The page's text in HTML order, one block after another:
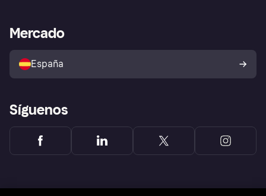
Directorio de tiendas
Política de protección al
comprador de Klarna
Reclamaciones
Acceso empresas
Mercado
España
Síguenos